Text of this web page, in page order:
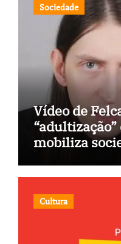
Sociedade
Vídeo de
mobiliza
Cultura